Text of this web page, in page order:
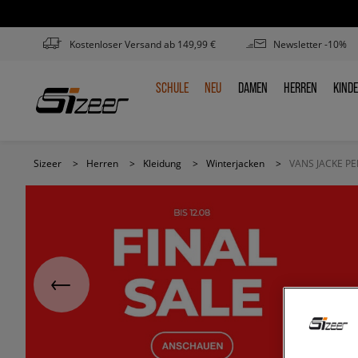
Kostenloser Versand ab 149,99 € Newsletter -10%
SCHULE
SCHULE NEU
NEU DAMEN
DAMEN HERREN
HERREN
Sizeer > Herren > Kleidung > Winterjacken > VANS JACKE